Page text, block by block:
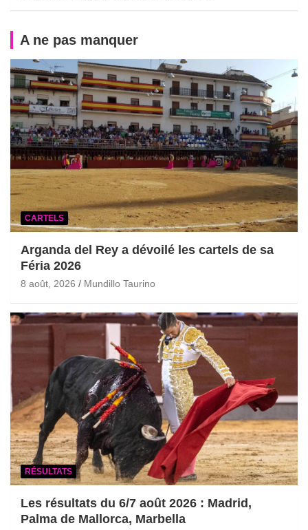
A ne pas manquer
CARTELS
Arganda del Rey a dévoilé les cartels de sa
Féria 2026
8 août, 2026 Mundillo Taurino
RÉSULTATS
Les résultats du 6/7 août 2026 : Madrid,
Palma de Mallorca, Marbella